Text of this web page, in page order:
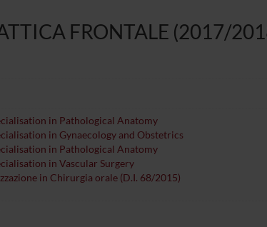
FRONTALE (2017/
in Pathological Anatomy
in Gynaecology and Obstetrics
in Pathological Anatomy
in Vascular Surgery
in Chirurgia orale (D.I. 68/2015)